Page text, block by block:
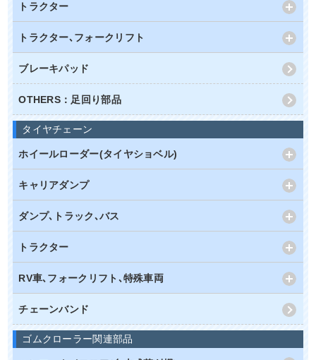
トラクター
トラクター､フォークリフト
ブレーキパッド
OTHERS：足回り部品
タイヤチェーン
ホイールローダー(タイヤショベル)
キャリアダンプ
ダンプ､トラック､バス
トラクター
RV車､フォークリフト､特殊車両
チェーンバンド
ゴムクローラー関連部品